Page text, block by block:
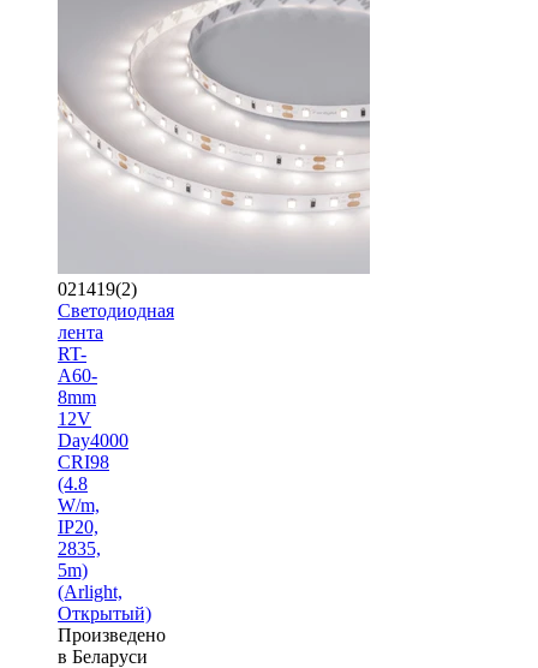
021419(2)
Светодиодная
лента
RT-
A60-
8mm
12V
Day4000
CRI98
(4.8
W/m,
IP20,
2835,
5m)
(Arlight,
Открытый)
Произведено
в Беларуси